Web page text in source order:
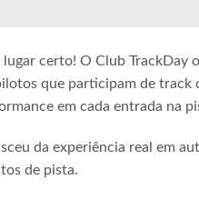
certo! O Club TrackDay
que participam de track
em cada entrada na
da experiência real em
de pista.